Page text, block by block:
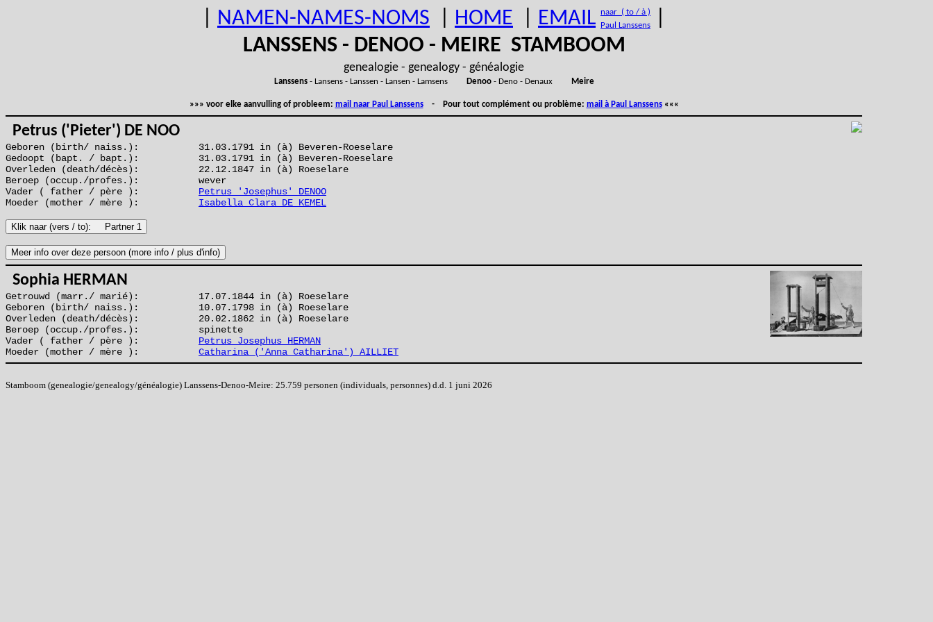
NAMEN-NAMES-NOMS HOME EMAIL naar ( to / à )
Paul Lanssens
LANSSENS - DENOO - MEIRE STAMBOOM
genealogie - genealogy - généalogie
Lanssens- Lansens - Lanssen - Lansen - Lamsens Denoo- Deno - Denaux Meire
»»» voor elke aanvulling of probleem: mail naar Paul Lanssens- Pour tout complément ou problème: mail à Paul Lanssens«««
Petrus ('Pieter') DE NOO
Geboren (birth/ naiss.):
31.03.1791 in (à) Beveren-Roeselare
Gedoopt (bapt. / bapt.):
31.03.1791 in (à) Beveren-Roeselare
Overleden (death/décès):
22.12.1847 in (à) Roeselare
Beroep (occup./profes.):
wever
Vader ( father / père ):
Petrus 'Josephus' DENOO
Moeder (mother / mère ):
Isabella Clara DE KEMEL
Sophia HERMAN
Getrouwd (marr./ marié):
17.07.1844 in (à) Roeselare
Geboren (birth/ naiss.):
10.07.1798 in (à) Roeselare
Overleden (death/décès):
20.02.1862 in (à) Roeselare
Beroep (occup./profes.):
spinette
Vader ( father / père ):
Petrus Josephus HERMAN
Moeder (mother / mère ):
Catharina ('Anna Catharina') AILLIET
Stamboom (genealogie/genealogy/généalogie) Lanssens-Denoo-Meire: 25.759 personen (individuals, personnes) d.d. 1 juni 2026